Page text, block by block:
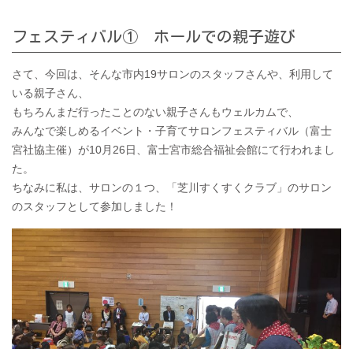
フェスティバル① ホールでの親子遊び
さて、今回は、そんな市内19サロンのスタッフさんや、利用して
いる親子さん、
もちろんまだ行ったことのない親子さんもウェルカムで、
みんなで楽しめるイベント・子育てサロンフェスティバル（富士
宮社協主催）が10月26日、富士宮市総合福祉会館にて行われまし
た。
ちなみに私は、サロンの１つ、「芝川すくすくクラブ」のサロン
のスタッフとして参加しました！